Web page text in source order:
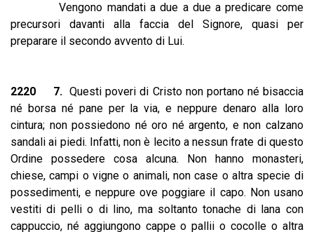
Vengono mandati a due a due a predicare come
precursori davanti alla faccia del Signore, quasi per
preparare il secondo avvento di Lui.
2220 7.Questi poveri di Cristo non portano né bisaccia
né borsa né pane per la via, e neppure denaro alla loro
cintura; non possiedono né oro né argento, e non calzano
sandali ai piedi. Infatti, non è lecito a nessun frate di questo
Ordine possedere cosa alcuna. Non hanno monasteri,
chiese, campi o vigne o animali, non case o altra specie di
possedimenti, e neppure ove poggiare il capo. Non usano
vestiti di pelli o di lino, ma soltanto tonache di lana con
cappuccio, né aggiungono cappe o pallii o cocolle o altra